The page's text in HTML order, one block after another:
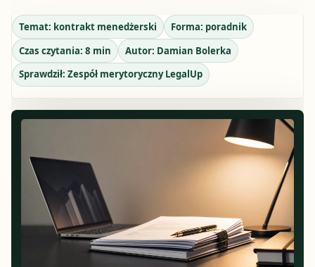
Temat: kontrakt menedżerski Forma: poradnik
Czas czytania: 8 min Autor: Damian Bolerka
Sprawdził: Zespół merytoryczny LegalUp